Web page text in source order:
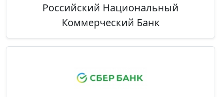
Российский Национальный
Коммерческий Банк